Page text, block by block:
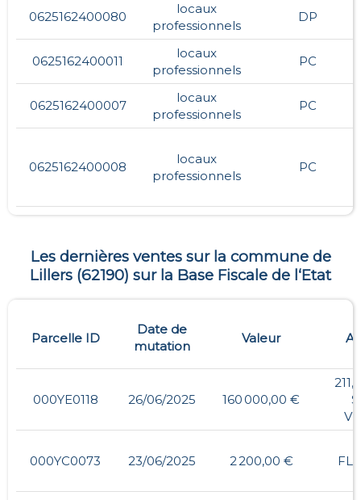
0625162400080
locaux
professionnels
DP
0625162400011
locaux
professionnels
PC
0625162400007
locaux
professionnels
PC
0625162400008
locaux
professionnels
PC
Les dernières ventes sur la commune de
Lillers (62190) sur la Base Fiscale de l‘Etat
Parcelle ID
Date de
mutation
Valeur
000YE0118 26/06/2025 160 000,00 €
211,
000YC0073 23/06/2025 2 200,00 €